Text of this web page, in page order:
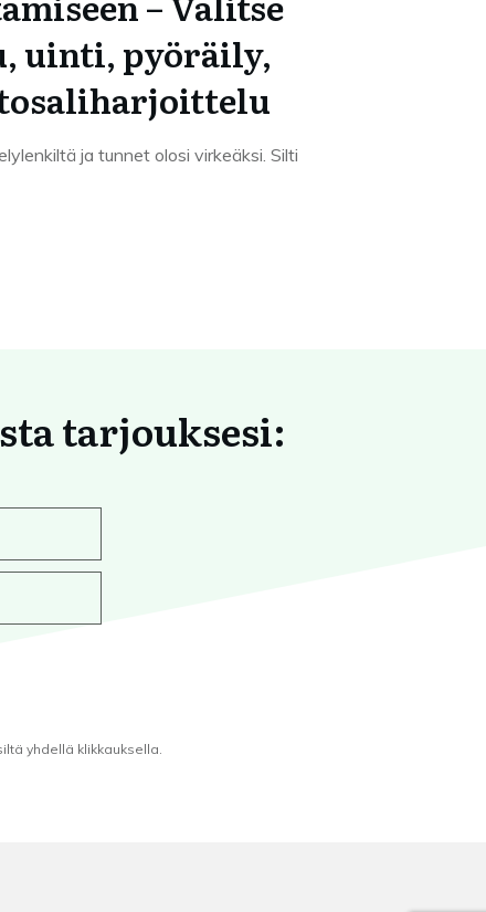
uinti, pyöräily,
ja tunnet olosi virkeäksi. Silti
tarjouksesi:
yhdellä klikkauksella.